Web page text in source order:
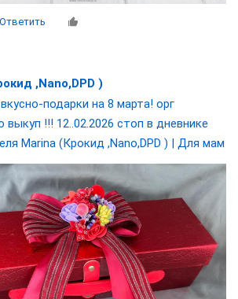
Ответить
,Nano,DPD )
подарки на 8 марта! орг
выкуп !!! 12..02.2026 стоп в дневнике
Marina (Крокид ,Nano,DPD ) | Для мам